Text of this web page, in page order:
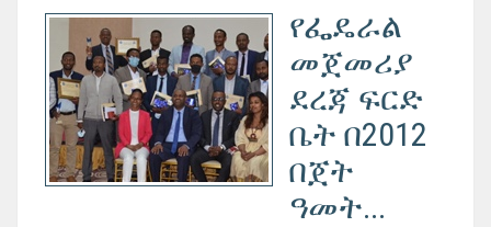
የፌዴራል
መጀመሪያ
ደረጃ ፍርድ
ቤት በ2012
በጀት
ዓመት...